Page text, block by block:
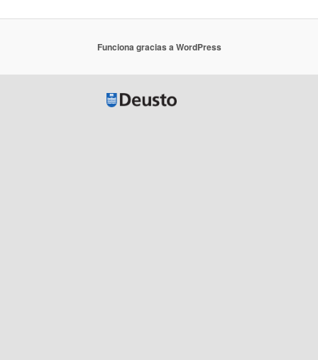
Funciona gracias a WordPress